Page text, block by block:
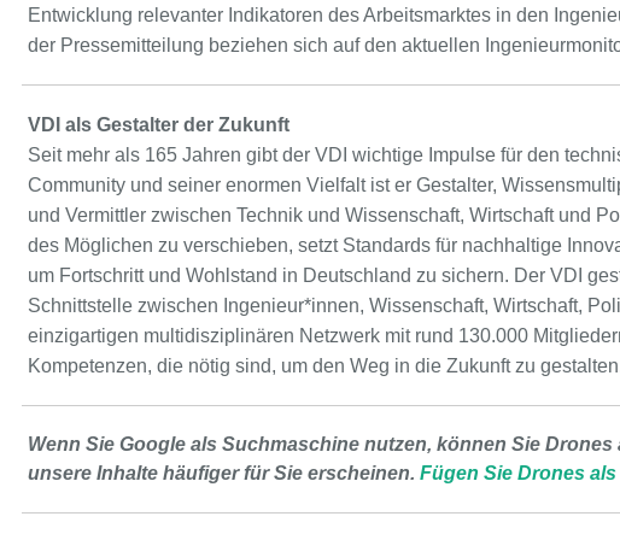
Entwicklung relevanter Indikatoren des Arbeitsmarktes in den
der Pressemitteilung beziehen sich auf den aktuellen
VDI als Gestalter der Zukunft
Seit mehr als 165 Jahren gibt der VDI wichtige Impulse für den
Community und seiner enormen Vielfalt ist er Gestalter,
und Vermittler zwischen Technik und Wissenschaft, Wirtschaft und
des Möglichen zu verschieben, setzt Standards für nachhaltige
um Fortschritt und Wohlstand in Deutschland zu sichern. Der VDI
Schnittstelle zwischen Ingenieur*innen, Wissenschaft, Wirtschaft,
einzigartigen multidisziplinären Netzwerk mit rund 130.000
Kompetenzen, die nötig sind, um den Weg in die Zukunft zu
Wenn Sie Google als Suchmaschine nutzen, können Sie
unsere Inhalte häufiger für Sie erscheinen. Fügen Sie Drones